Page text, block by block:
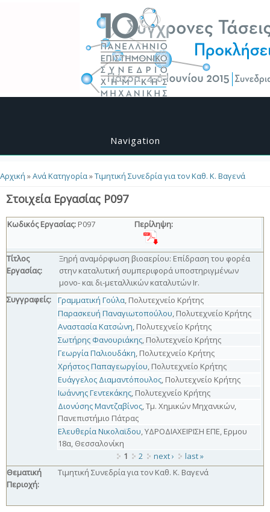
Navigation
You are here
Αρχική »Ανά Κατηγορία»Τιμητική Συνεδρία για τον Καθ. Κ. Βαγενά
Στοιχεία Εργασίας P097
Κωδικός Εργασίας: P097 Περίληψη:
Τίτλος
Εργασίας:
Ξηρή αναμόρφωση βιοαερίου: Επίδραση του φορέα
στην καταλυτική συμπεριφορά υποστηριγμένων
μονο- και δι-μεταλλικών καταλυτών Ir.
Συγγραφείς:
Γραμματική Γούλα, Πολυτεχνείο Κρήτης
Παρασκευή Παναγιωτοπούλου, Πολυτεχνείο Κρήτης
Αναστασία Κατσώνη, Πολυτεχνείο Κρήτης
Σωτήρης Φανουριάκης, Πολυτεχνείο Κρήτης
Γεωργία Παλιουδάκη, Πολυτεχνείο Κρήτης
Χρήστος Παπαγεωργίου, Πολυτεχνείο Κρήτης
Ευάγγελος Διαμαντόπουλος, Πολυτεχνείο Κρήτης
Ιωάννης Γεντεκάκης, Πολυτεχνείο Κρήτης
Διονύσης Μαντζαβίνος, Τμ. Χημικών Μηχανικών,
Πανεπιστήμιο Πάτρας
Ελευθερία Νικολαϊδου, ΥΔΡΟΔΙΑΧΕΙΡΙΣΗ ΕΠΕ, Ερμου
18α, Θεσσαλονίκη
1 2 next ›
last »
Θεματική
Περιοχή:
Τιμητική Συνεδρία για τον Καθ. Κ. Βαγενά